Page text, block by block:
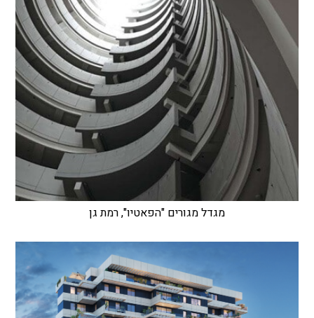
מגדל מגורים "הפאטיו", רמת גן